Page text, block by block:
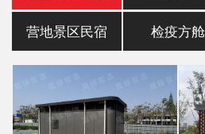
营地景区民宿 检疫方舱